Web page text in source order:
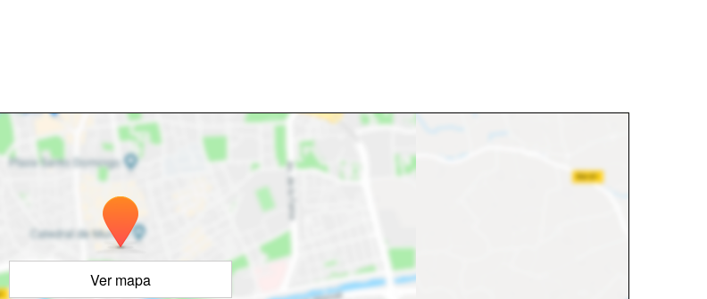
Ver mapa